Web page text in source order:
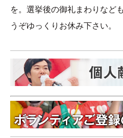
を。選挙後の御礼まわりなど
うぞゆっくりお休み下さい。